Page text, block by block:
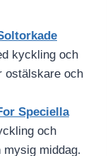
kyckling och
ostälskare och
Speciella
och
middag.